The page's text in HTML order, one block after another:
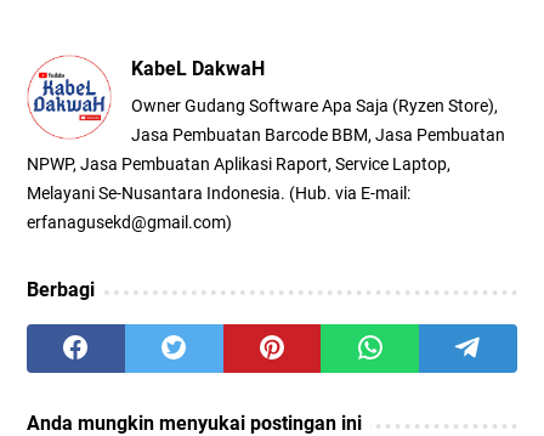
KabeL DakwaH
Owner Gudang Software Apa Saja (Ryzen Store),
Jasa Pembuatan Barcode BBM, Jasa Pembuatan
NPWP, Jasa Pembuatan Aplikasi Raport, Service Laptop,
Melayani Se-Nusantara Indonesia. (Hub. via E-mail:
erfanagusekd@gmail.com)
Berbagi
Anda mungkin menyukai postingan ini